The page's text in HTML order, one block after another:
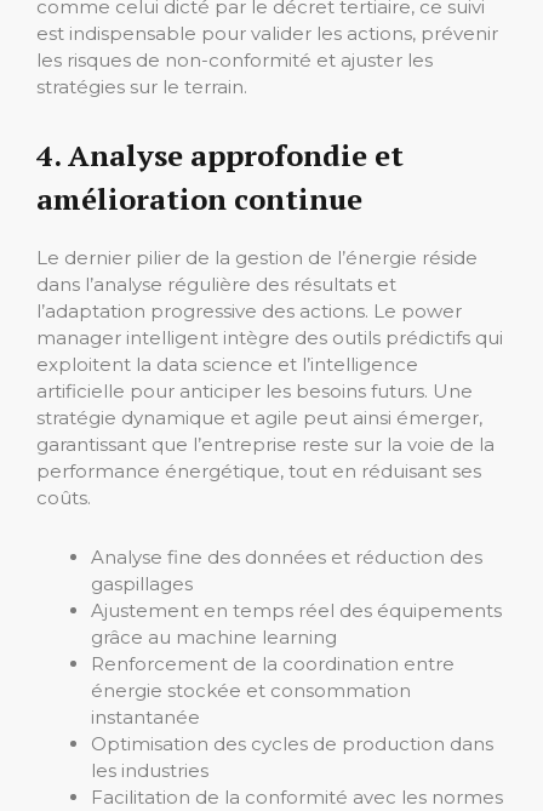
comme celui dicté par le décret tertiaire, ce suivi
est indispensable pour valider les actions, prévenir
les risques de non-conformité et ajuster les
stratégies sur le terrain.
4. Analyse approfondie et
amélioration continue
Le dernier pilier de la gestion de l’énergie réside
dans l’analyse régulière des résultats et
l’adaptation progressive des actions. Le power
manager intelligent intègre des outils prédictifs qui
exploitent la data science et l’intelligence
artificielle pour anticiper les besoins futurs. Une
stratégie dynamique et agile peut ainsi émerger,
garantissant que l’entreprise reste sur la voie de la
performance énergétique, tout en réduisant ses
coûts.
Analyse fine des données et réduction des
gaspillages
Ajustement en temps réel des équipements
grâce au machine learning
Renforcement de la coordination entre
énergie stockée et consommation
instantanée
Optimisation des cycles de production dans
les industries
Facilitation de la conformité avec les normes